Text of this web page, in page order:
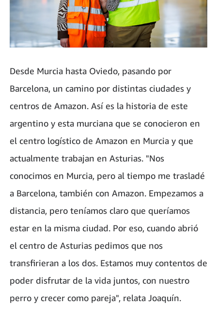
Desde Murcia hasta Oviedo, pasando por
Barcelona, un camino por distintas ciudades y
centros de Amazon. Así es la historia de este
argentino y esta murciana que se conocieron en
el centro logístico de Amazon en Murcia y que
actualmente trabajan en Asturias. "Nos
conocimos en Murcia, pero al tiempo me trasladé
a Barcelona, también con Amazon. Empezamos a
distancia, pero teníamos claro que queríamos
estar en la misma ciudad. Por eso, cuando abrió
el centro de Asturias pedimos que nos
transfirieran a los dos. Estamos muy contentos de
poder disfrutar de la vida juntos, con nuestro
perro y crecer como pareja", relata Joaquín.